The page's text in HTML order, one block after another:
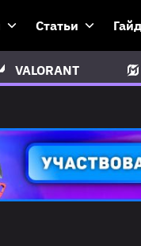
Статьи
VALORANT